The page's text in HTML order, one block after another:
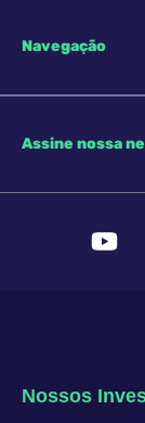
Navegação
Assine nossa
Nossos